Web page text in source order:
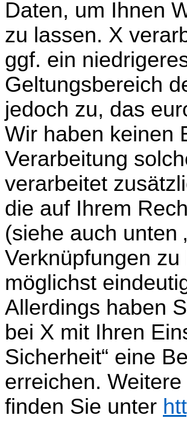
Daten, um Ihnen
zu lassen. X
ggf. ein
Geltungsbereich
jedoch zu, das
Wir haben keinen
Verarbeitung
verarbeitet
die auf Ihrem
(siehe auch unten
Verknüpfungen
möglichst
Allerdings haben
bei X mit Ihren
Sicherheit“ eine
erreichen.
finden Sie unter